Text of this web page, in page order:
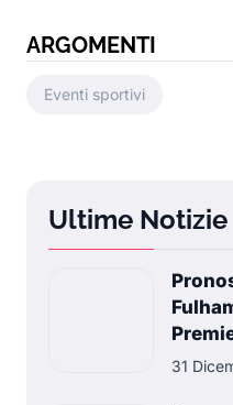
ARGOMENTI
Eventi sportivi
Ultime Notizie
31